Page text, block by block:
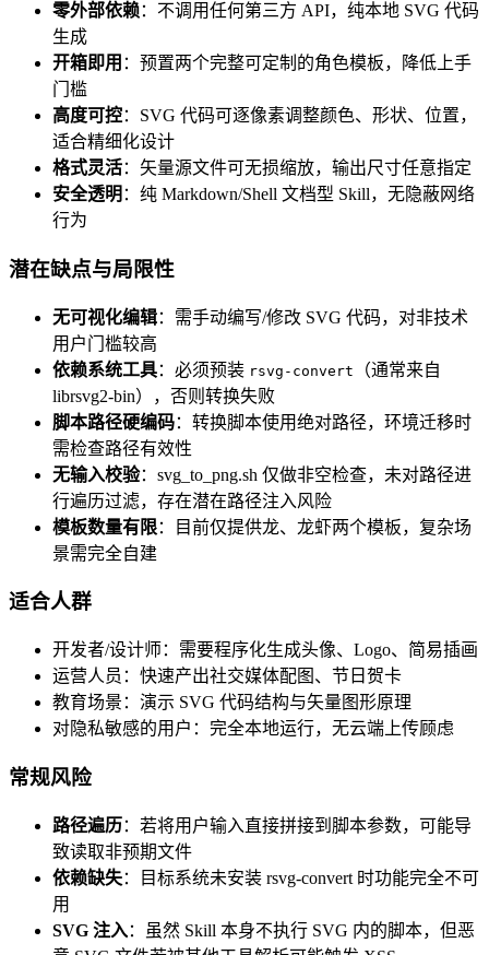
零外部依赖：不调用任何第三方 API，纯本地 SVG 代码
生成
开箱即用 ：预置两个完整可定制的角色模板，降低上手
门槛
高度可控：SVG 代码可逐像素调整颜色、形状、位置，
适合精细化设计
格式灵活：矢量源文件可无损缩放，输出尺寸任意指定
安全透明 ：纯 Markdown/Shell 文档型 Skill，无隐蔽网络
行为
潜在缺点与局限性
无可视化编辑：需手动编写/修改 SVG 代码，对非技术
用户门槛较高
依赖系统工具：必须预装 rsvg-convert
（通常来自
librsvg2-bin），否则转换失败
脚本路径硬编码：转换脚本使用绝对路径，环境迁移时
需检查路径有效性
无输入校验：svg_to_png.sh 仅做非空检查，未对路径进
行遍历过滤，存在潜在路径注入风险
模板数量有限：目前仅提供龙、龙虾两个模板，复杂场
景需完全自建
适合人群
开发者/设计师：需要程序化生成头像、Logo、简易插画
运营人员：快速产出社交媒体配图、节日贺卡
教育场景：演示 SVG 代码结构与矢量图形原理
对隐私敏感的用户：完全本地运行，无云端上传顾虑
常规风险
路径遍历：若将用户输入直接拼接到脚本参数，可能导
致读取非预期文件
依赖缺失：目标系统未安装 rsvg-convert 时功能完全不可
用
SVG 注入：虽然 Skill 本身不执行 SVG 内的脚本，但恶